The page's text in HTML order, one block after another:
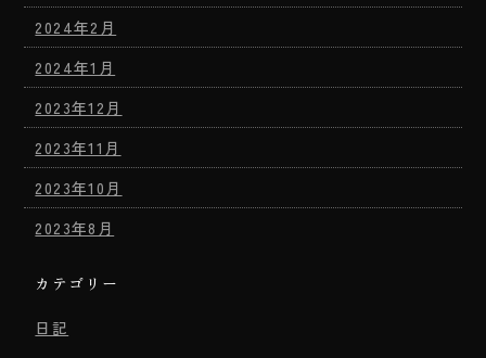
2024年2月
2024年1月
2023年12月
2023年11月
2023年10月
2023年8月
カテゴリー
日記